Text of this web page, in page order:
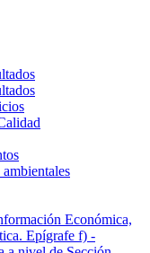
Económica,
Epígrafe f) -